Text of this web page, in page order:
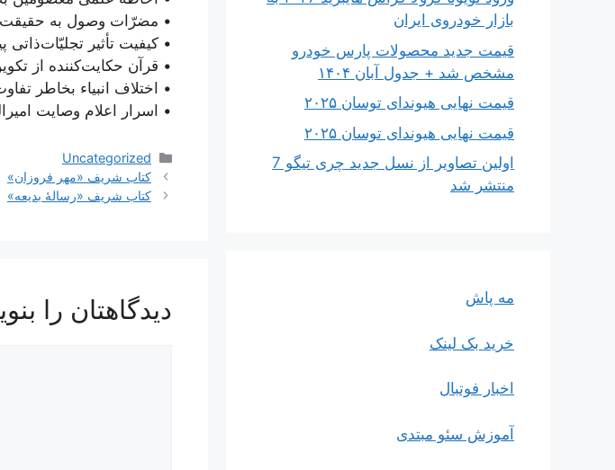
• مضرّات وصول به حقیقت
• کیفیت تأثیر
• قرآن حکایت‌کننده از
• اختلاف انبیاء بخاطر
• اسرار اعلام وصایت
دسته‌ها
Uncategorized
کتاب شریف «مهر فروزان»
کتاب شریف «رسالۀ بدیعه»
دیدگاهتان را
بازار خودروی ایران
قیمت جدید محصولات پارس خودرو
مشخص شد + جدول آبان ۱۴۰۴
قیمت نهایی هیوندای توسان ۲۰۲۵
قیمت نهایی هیوندای توسان ۲۰۲۵
اولین تصاویر از نسل جدید چری تیگو 7
منتشر شد
مه پاش
خرید بک لینک
اخبار فوتبال
آموزش سئو مبتدی